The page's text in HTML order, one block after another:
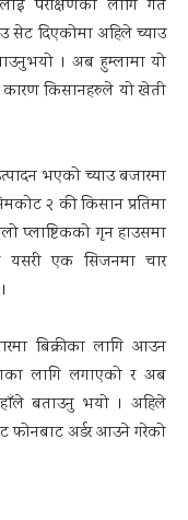
परीक्षणका लागि गत
सेट दिएकोमा अहिले च्याउ
। अब हुम्लामा यो
किसानहरुले यो खेती
भएको च्याउ बजारमा
२ की किसान प्रतिमा
प्लाष्टिकको गृन हाउसमा
एक सिजनमा चार
बिक्रीका लागि आउन
लागि लगाएको र अब
बताउनु भयो । अहिले
फोनबाट अर्डर आउने गरेको